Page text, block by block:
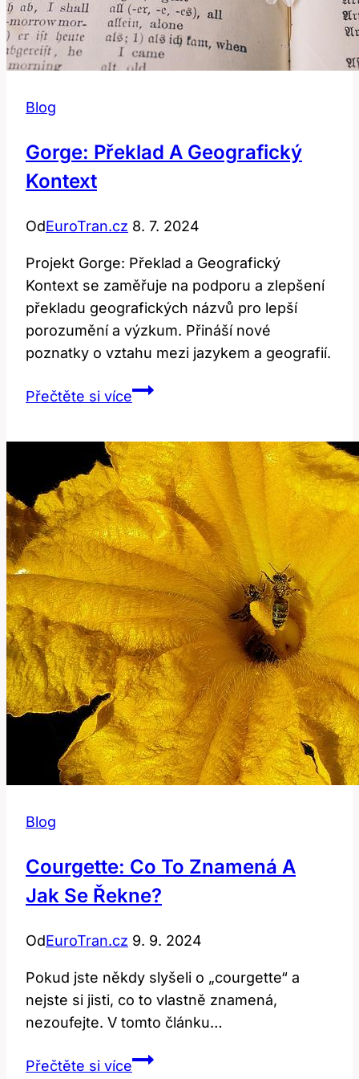
Blog
Gorge: Překlad A Geografický
Kontext
OdEuroTran.cz 8. 7. 2024
Projekt Gorge: Překlad a Geografický
Kontext se zaměřuje na podporu a zlepšení
překladu geografických názvů pro lepší
porozumění a výzkum. Přináší nové
poznatky o vztahu mezi jazykem a geografií.
Přečtěte si víceGorge:
Geografický
Kontext
Blog
Courgette: Co To Znamená A
Jak Se Řekne?
OdEuroTran.cz 9. 9. 2024
Pokud jste někdy slyšeli o „courgette“ a⁤
nejste si jisti, co to vlastně‌ znamená,
nezoufejte. ‌V tomto článku…
Přečtěte si víceCourgette: